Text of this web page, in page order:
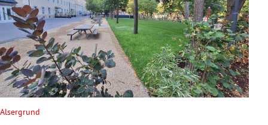
Alsergrund